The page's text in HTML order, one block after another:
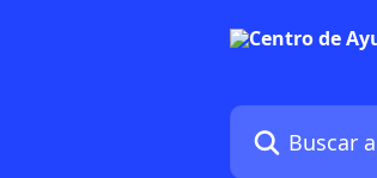
Buscar artículos...